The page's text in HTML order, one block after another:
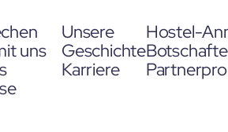
uns
Unsere
Geschichte
Karriere
Hostel-